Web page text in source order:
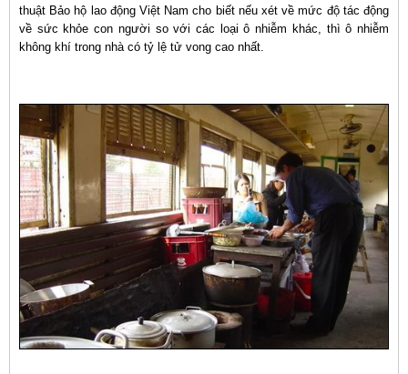
thuật Bảo hộ lao động Việt Nam cho biết nếu xét về mức độ tác động
về sức khỏe con người so với các loại ô nhiễm khác, thì ô nhiễm
không khí trong nhà có tỷ lệ tử vong cao nhất.